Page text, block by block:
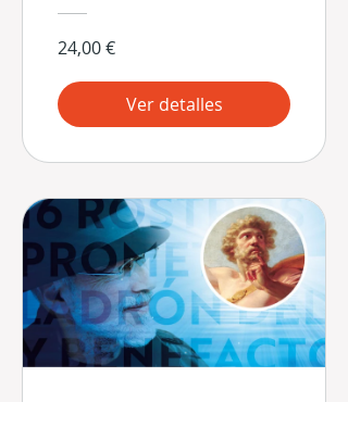
24,00 €
Ver detalles